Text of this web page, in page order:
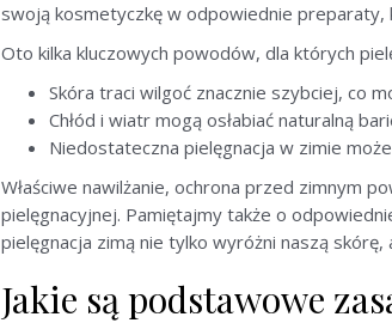
swoją kosmetyczkę w odpowiednie preparaty,
Oto kilka kluczowych powodów, dla których
Skóra traci wilgoć znacznie szybciej, co
Chłód i wiatr mogą osłabiać naturalną
Niedostateczna pielęgnacja w zimie
Właściwe nawilżanie, ochrona przed zimnym
pielęgnacyjnej. Pamiętajmy także o
pielęgnacja zimą nie tylko wyróżni naszą
Jakie są podstawowe